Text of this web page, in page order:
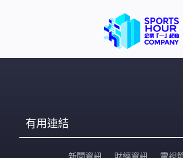
有用連結